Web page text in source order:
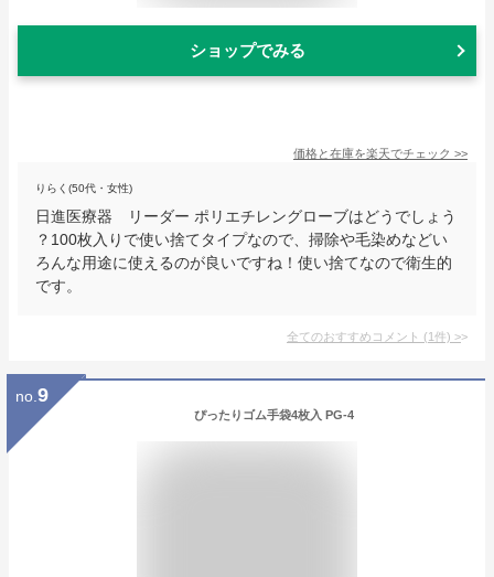
ショップでみる
価格と在庫を楽天でチェック >>
りらく(50代・女性)
日進医療器 リーダー ポリエチレングローブはどうでしょう
？100枚入りで使い捨てタイプなので、掃除や毛染めなどい
ろんな用途に使えるのが良いですね！使い捨てなので衛生的
です。
全てのおすすめコメント (1件) >
no. 9
ぴったりゴム手袋4枚入 PG-4